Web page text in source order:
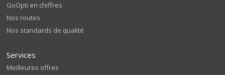
GoOpti en chiffres
Nos routes
Nos standards de qualité
Services
Meilleures offres